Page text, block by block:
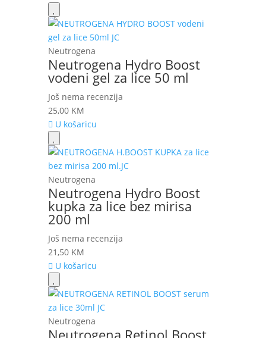
Neutrogena
Neutrogena Hydro Boost
vodeni gel za lice 50 ml
Još nema recenzija
25,00 KM
U košaricu
Neutrogena
Neutrogena Hydro Boost
kupka za lice bez mirisa
200 ml
Još nema recenzija
21,50 KM
U košaricu
Neutrogena
Neutrogena Retinol Boost